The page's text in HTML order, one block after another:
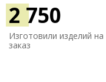
2 750
Изготовили изделий на
заказ